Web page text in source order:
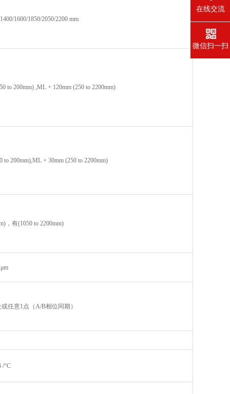
1400/1600/1850/2050/2200 mm
to 200mm) ,ML + 120mm (250 to 2200mm)
to 200mm),ML + 30mm (250 to 2200mm)
，有(1050 to 2200mm)
任意1点（A/B相位同期）
/°C
在线交流
微信扫一扫